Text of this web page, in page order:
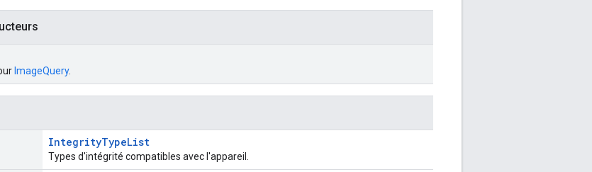
ImageQuery.
IntegrityTypeList
Types d'intégrité compatibles avec l'appareil.